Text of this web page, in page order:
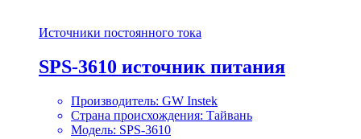
Источники постоянного тока
SPS-3610 источник питания
Производитель: GW Instek
Страна происхождения: Тайвань
Модель: SPS-3610